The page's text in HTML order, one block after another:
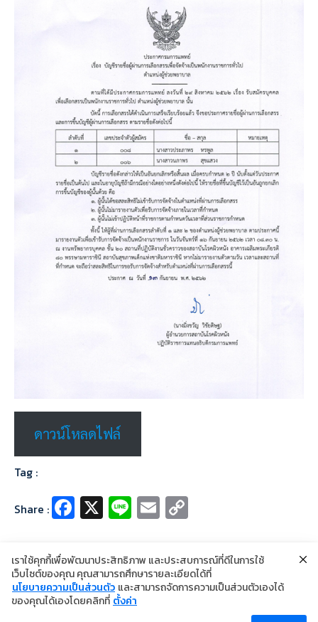
ดาวน์โหลดไฟล์
Tag :
Share : Fa
ce
b
o
o
X Li
n
e
E
m
ai
l
p
y
Li
©2024 Copyright Institute of Dermatology Thailand
นโยบายการคุ้มครองข้อมูลส่วนบุคคล
เราใช้คุกกี้เพื่อพัฒนาประสิทธิภาพ และประสบการณ์ที่ดีในการใช้
เว็บไซต์ของคุณ คุณสามารถศึกษารายละเอียดได้ที่
นโยบายความเป็นส่วนตัว และสามารถจัดการความเป็นส่วนตัวเองได้
ของคุณได้เองโดยคลิกที่ ตั้งค่า